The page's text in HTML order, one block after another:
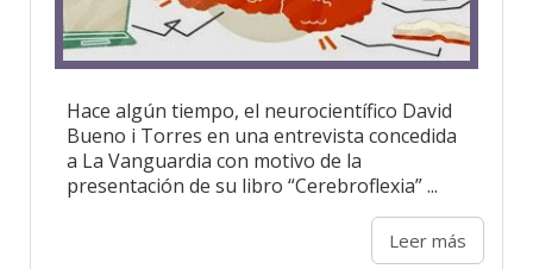
Hace algún tiempo, el neurocientífico David
Bueno i Torres en una entrevista concedida
a La Vanguardia con motivo de la
presentación de su libro “Cerebroflexia” ...
Leer más